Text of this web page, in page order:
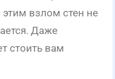
этим взлом стен не
Даже
стоить вам